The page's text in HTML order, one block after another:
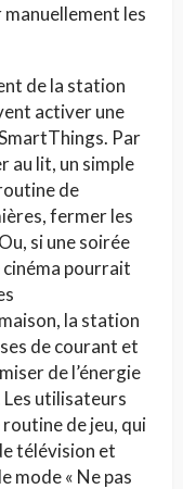
les
de la station
activer une
Par
au lit, un simple
de
fermer les
si une soirée
cinéma pourrait
la station
de courant et
de l’énergie
utilisateurs
de jeu, qui
télévision et
mode « Ne pas